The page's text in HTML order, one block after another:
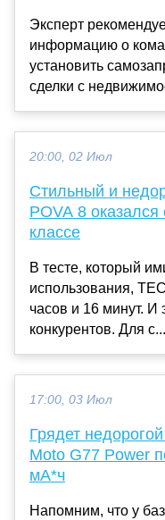
Эксперт
информацию о
установить
сделки с
20:00, 02 Июл
Стильный и
POVA 8
классе
В тесте, который
использования,
часов и 16 минут. И
конкурентов. Для с...
17:00, 03 Июл
Грядет
Moto G77 Power
мА*ч
Напомним, что у